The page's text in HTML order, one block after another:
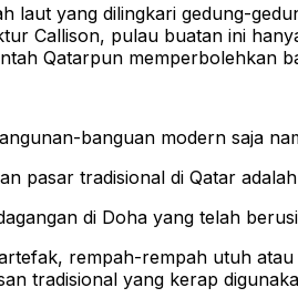
laut yang dilingkari gedung-
Callison, pulau buatan ini
Qatarpun memperbolehkan
banguan modern saja
pasar tradisional di Qatar
di Doha yang telah
rempah-rempah utuh
tradisional yang kerap